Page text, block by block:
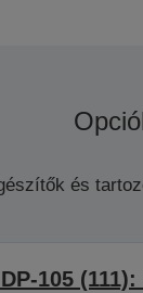
és
105 (111):